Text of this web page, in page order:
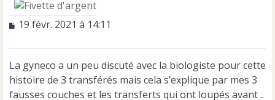
M
a
g
e
19 févr. 2021 à 14:11
La gyneco a un peu discuté avec la biologiste pour cette
histoire de 3 transférés mais cela s’explique par mes 3
fausses couches et les transferts qui ont loupés avant ..